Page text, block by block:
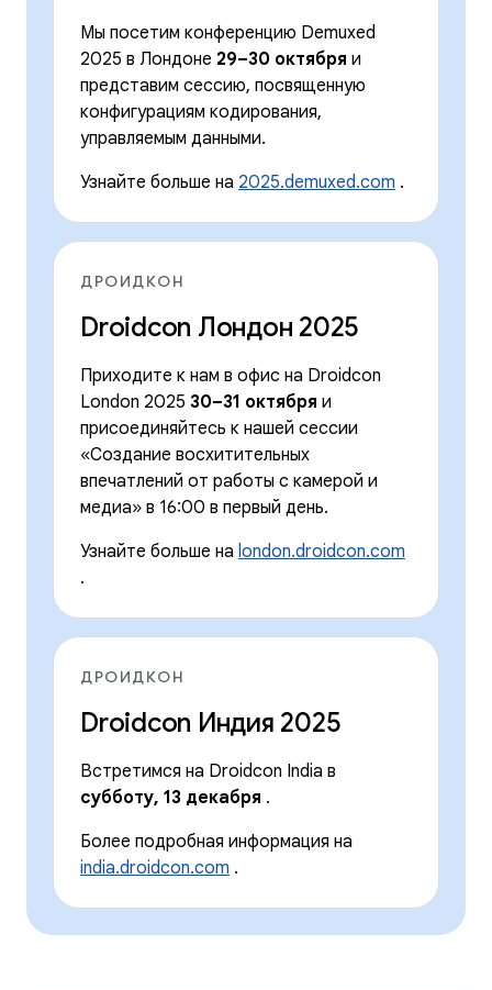
Мы посетим конференцию Demuxed
2025 в Лондоне 29–30 октября и
представим сессию, посвященную
конфигурациям кодирования,
управляемым данными.
Узнайте больше на 2025.demuxed.com .
ДРОИДКОН
Droidcon Лондон 2025
Приходите к нам в офис на Droidcon
London 2025 30–31 октября и
присоединяйтесь к нашей сессии
«Создание восхитительных
впечатлений от работы с камерой и
медиа» в 16:00 в первый день.
Узнайте больше на london.droidcon.com
.
ДРОИДКОН
Droidcon Индия 2025
Встретимся на Droidcon India в
субботу, 13 декабря .
Более подробная информация на
india.droidcon.com .